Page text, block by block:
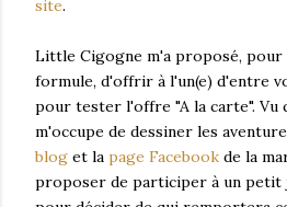
site.
Little Cigogne m'a proposé,
formule, d'offrir à l'un(e) d'entre
pour tester l'offre "A la carte". Vu
m'occupe de dessiner les
blog et la page Facebook de la
proposer de participer à un petit